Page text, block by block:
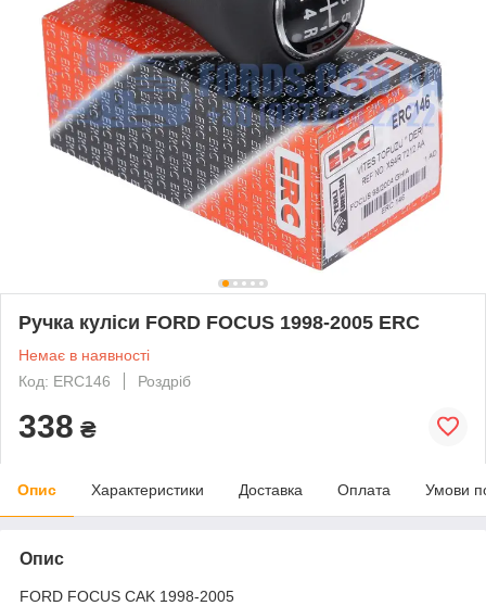
Ручка куліси FORD FOCUS 1998-2005 ERC
Немає в наявності
Код: ERC146
Роздріб
338 ₴
Опис Характеристики Доставка Оплата Умови
Опис
FORD FOCUS CAK 1998-2005